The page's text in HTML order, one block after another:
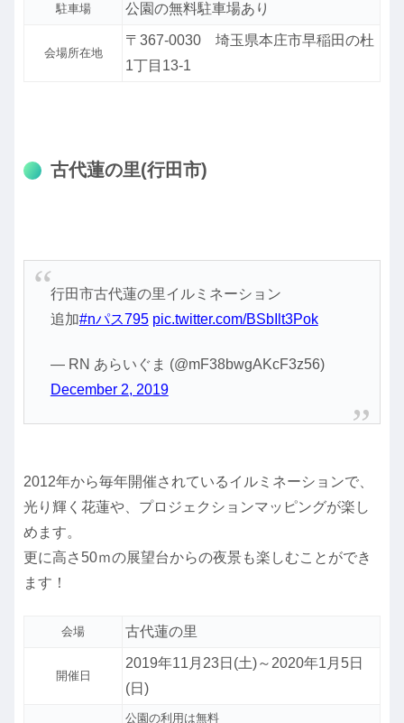
駐車場 公園の無料駐車場あり
会場所在地
〒367-0030 埼玉県本庄市早稲田の杜
1丁目13-1
古代蓮の里(行田市)
行田市古代蓮の里イルミネーション
追加#nパス795 pic.twitter.com/BSbIlt3Pok
— RN あらいぐま (@mF38bwgAKcF3z56)
December 2, 2019
2012年から毎年開催されているイルミネーションで、
光り輝く花蓮や、プロジェクションマッピングが楽し
めます。
更に高さ50ｍの展望台からの夜景も楽しむことができ
ます！
会場 古代蓮の里
開催日
2019年11月23日(土)～2020年1月5日
(日)
公園の利用は無料